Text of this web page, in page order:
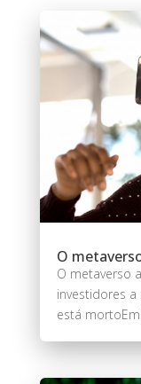
O
O metaverso
investidores
está